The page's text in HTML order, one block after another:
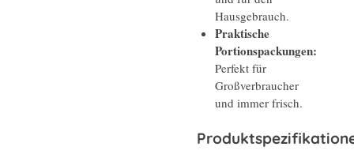
Hausgebrauch.
Praktische
Portionspackungen:
Perfekt für
Großverbraucher
und immer frisch.